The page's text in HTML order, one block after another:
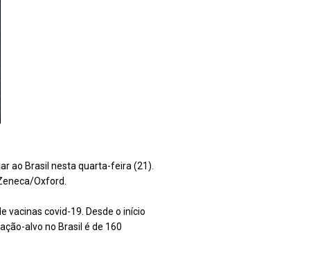
ao Brasil nesta quarta-feira (21).
Oxford.
vacinas covid-19. Desde o início
alvo no Brasil é de 160